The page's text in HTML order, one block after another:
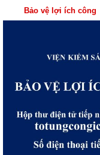
Bảo vệ lợi ích công